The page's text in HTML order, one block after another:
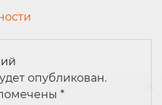
опубликован.
*